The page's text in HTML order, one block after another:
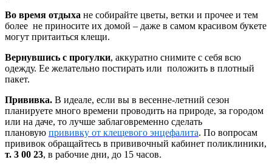
Во время отдыха не собирайте цветы, ветки и прочее и тем
более не приносите их домой – даже в самом красивом букете
могут притаиться клещи.
Вернувшись с прогулки, аккуратно снимите с себя всю
одежду. Ее желательно постирать или положить в плотный
пакет.
Прививка. В идеале, если вы в весенне-летний сезон
планируете много времени проводить на природе, за городом
или на даче, то лучше заблаговременно сделать
плановую прививку от клещевого энцефалита. По вопросам
прививок обращайтесь в прививочный кабинет поликлиники,
т. 3 00 23, в рабочие дни, до 15 часов.